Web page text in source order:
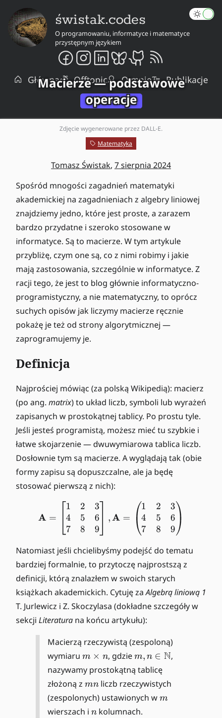
świstak.codes
O programowaniu, informatyce i matematyce
przystępnym językiem
Główna Offtopic O mnie Publikacje
Macierze — podstawowe
operacje
Zdjęcie wygenerowane przez DALL-E.
Matematyka
Tomasz Świstak, 7 sierpnia 2024
Spośród mnogości zagadnień matematyki
akademickiej na zagadnieniach z algebry liniowej
znajdziemy jedno, które jest proste, a zarazem
bardzo przydatne i szeroko stosowane w
informatyce. Są to macierze. W tym artykule
przybliżę, czym one są, co z nimi robimy i jakie
mają zastosowania, szczególnie w informatyce. Z
racji tego, że jest to blog głównie informatyczno-
programistyczny, a nie matematyczny, to oprócz
suchych opisów jak liczymy macierze ręcznie
pokażę je też od strony algorytmicznej —
zaprogramujemy je.
Definicja
Najprościej mówiąc (za polską Wikipedią): macierz
(po ang. matrix) to układ liczb, symboli lub wyrażeń
zapisanych w prostokątnej tablicy. Po prostu tyle.
Jeśli jesteś programistą, możesz mieć tu szybkie i
łatwe skojarzenie — dwuwymiarowa tablica liczb.
Dosłownie tym są macierze. A wyglądają tak (obie
formy zapisu są dopuszczalne, ale ja będę
stosować pierwszą z nich):
\mathbf{A} =
A =
1
4
7
2
5
8
3
6
9
,A =
1
4
7
2
5
8
3
6
9
Natomiast jeśli chcielibyśmy podejść do tematu
bardziej formalnie, to przytoczę najprostszą z
definicji, którą znalazłem w swoich starych
książkach akademickich. Cytuję zaAlgebrą liniową 1
T. Jurlewicz i Z. Skoczylasa (dokładne szczegóły w
sekcji Literatura na końcu artykułu):
Macierzą rzeczywistą (zespoloną)
wymiaru m
\
ti
m
es
n
m × n, gdziem
,n
\i
n
\
N
m, n ∈ N,
nazywamy prostokątną tablicę
złożoną z m
n
mn liczb rzeczywistych
(zespolonych) ustawionych wm
m
wierszach i n
n kolumnach.